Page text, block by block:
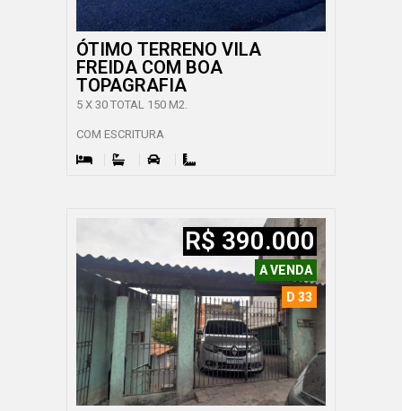
ÓTIMO TERRENO VILA
FREIDA COM BOA
TOPAGRAFIA
5 X 30 TOTAL 150 M2.
COM ESCRITURA
A VENDA
D 33
R$ 390.000